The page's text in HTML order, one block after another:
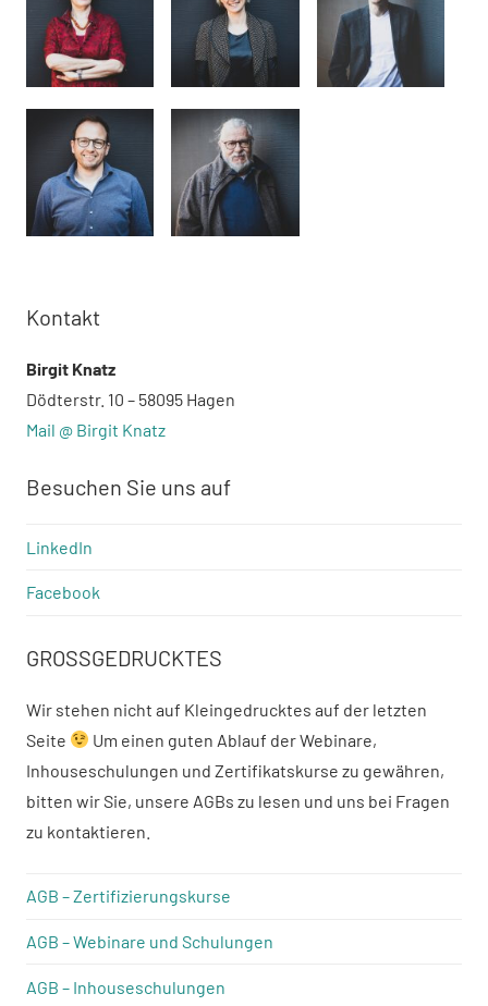
Kontakt
Birgit Knatz
Dödterstr. 10 – 58095 Hagen
Mail @ Birgit Knatz
Besuchen Sie uns auf
LinkedIn
Facebook
GROSSGEDRUCKTES
Wir stehen nicht auf Kleingedrucktes auf der letzten
Seite
Um einen guten Ablauf der Webinare,
Inhouseschulungen und Zertifikatskurse zu gewähren,
bitten wir Sie, unsere AGBs zu lesen und uns bei Fragen
zu kontaktieren.
AGB – Zertifizierungskurse
AGB – Webinare und Schulungen
AGB – Inhouseschulungen